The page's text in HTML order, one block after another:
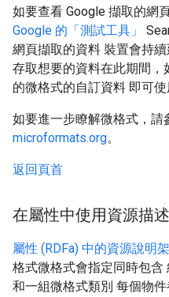
如要查看 Google 擷取的網
Google 的「測試工具」
網頁擷取的資料 裝置會持
存取想要的資料在此期間
的微格式的自訂資料 即可使
如要進一步瞭解微格式，請
microformats.org。
返回頁首
在屬性中使用資源描
屬性 (RDFa) 中的資源說明
格式微格式會指定同時包含
和一組微格式類別 每個物